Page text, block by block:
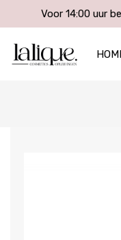
Voor 14:00 uur